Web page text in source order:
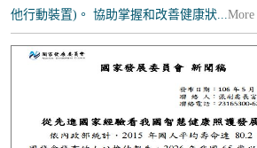
他行動裝置)。 協助掌握和改善健康狀...More